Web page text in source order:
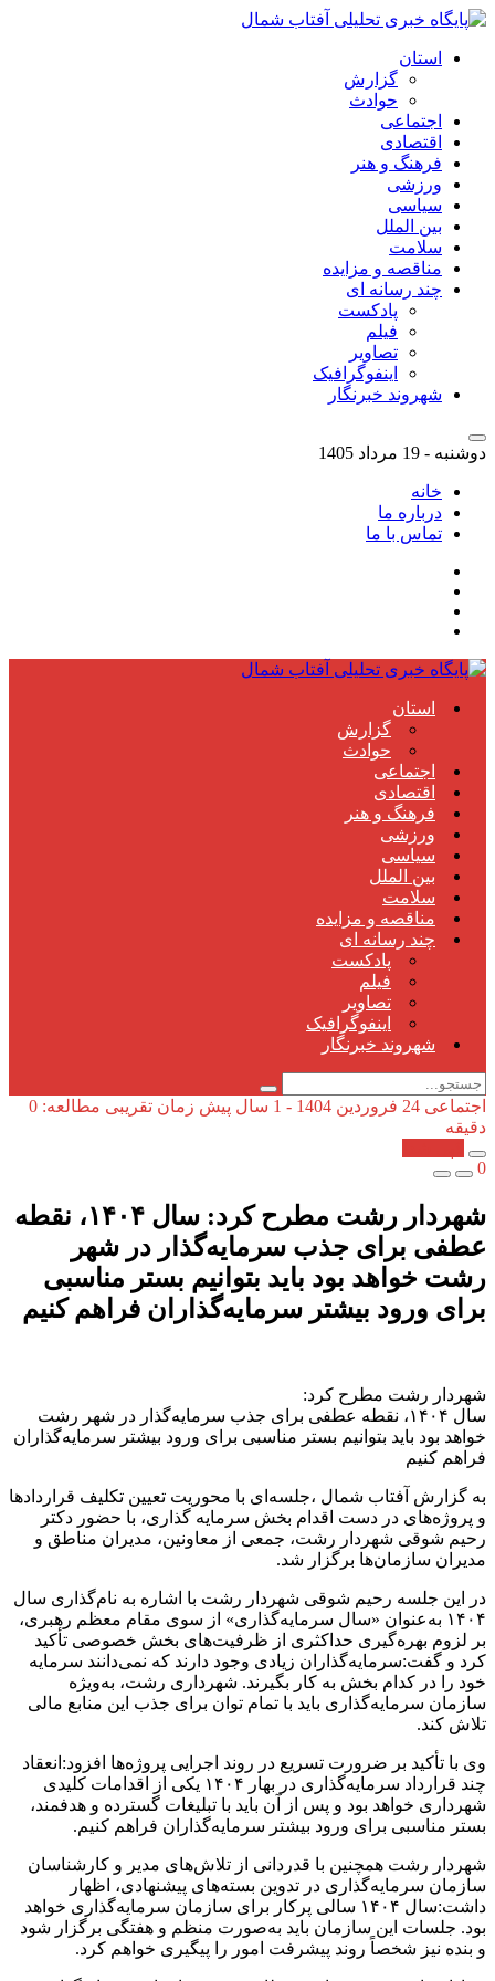
استان
گزارش
حوادث
اجتماعی
اقتصادی
فرهنگ و هنر
ورزشی
سیاسی
بین الملل
سلامت
مناقصه و مزایده
چند رسانه ای
پادکست
فیلم
تصاویر
اینفوگرافیک
شهروند خبرنگار
دوشنبه - 19 مرداد 1405
خانه
درباره ما
تماس با ما
استان
گزارش
حوادث
اجتماعی
اقتصادی
فرهنگ و هنر
ورزشی
سیاسی
بین الملل
سلامت
مناقصه و مزایده
چند رسانه ای
پادکست
فیلم
تصاویر
اینفوگرافیک
شهروند خبرنگار
اجتماعی 24 فروردین 1404 - 1 سال پیش
زمان تقریبی مطالعه: 0
دقیقه
0
شهردار رشت مطرح کرد: سال ۱۴۰۴، نقطه
عطفی برای جذب سرمایه‌گذار در شهر
رشت خواهد بود باید بتوانیم بستر مناسبی
برای ورود بیشتر سرمایه‌گذاران فراهم کنیم
شهردار رشت مطرح کرد:
سال ۱۴۰۴، نقطه عطفی برای جذب سرمایه‌گذار در شهر رشت
خواهد بود باید بتوانیم بستر مناسبی برای ورود بیشتر سرمایه‌گذاران
فراهم کنیم
به گزارش آفتاب شمال ،جلسه‌ای با محوریت تعیین تکلیف قراردادها
و پروژه‌های در دست اقدام بخش سرمایه گذاری، با حضور دکتر
رحیم شوقی شهردار رشت، جمعی از معاونین، مدیران مناطق و
مدیران سازمان‌ها برگزار شد.
در این جلسه رحیم شوقی شهردار رشت با اشاره به نام‌گذاری سال
۱۴۰۴ به‌عنوان «سال سرمایه‌گذاری» از سوی مقام معظم رهبری،
بر لزوم بهره‌گیری حداکثری از ظرفیت‌های بخش خصوصی تأکید
کرد و گفت:سرمایه‌گذاران زیادی وجود دارند که نمی‌دانند سرمایه
خود را در کدام بخش به کار بگیرند. شهرداری رشت، به‌ویژه
سازمان سرمایه‌گذاری باید با تمام توان برای جذب این منابع مالی
تلاش کند.
وی با تأکید بر ضرورت تسریع در روند اجرایی پروژه‌ها افزود:انعقاد
چند قرارداد سرمایه‌گذاری در بهار ۱۴۰۴ یکی از اقدامات کلیدی
شهرداری خواهد بود و پس از آن باید با تبلیغات گسترده و هدفمند،
بستر مناسبی برای ورود بیشتر سرمایه‌گذاران فراهم کنیم.
شهردار رشت همچنین با قدردانی از تلاش‌های مدیر و کارشناسان
سازمان سرمایه‌گذاری در تدوین بسته‌های پیشنهادی، اظهار
داشت:سال ۱۴۰۴ سالی پرکار برای سازمان سرمایه‌گذاری خواهد
بود. جلسات این سازمان باید به‌صورت منظم و هفتگی برگزار شود
و بنده نیز شخصاً روند پیشرفت امور را پیگیری خواهم کرد.